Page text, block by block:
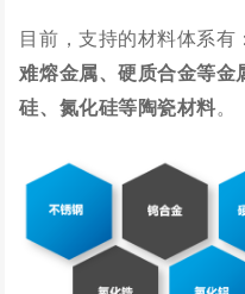
目前，支持的材料体系有
难熔金属、硬质合金等
硅、氮化硅等陶瓷材料。